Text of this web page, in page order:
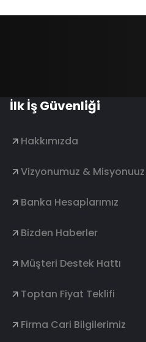
İlk İş Güvenliği
Hakkımızda
Vizyonumuz & Misyonuuz
Banka Hesaplarımız
Bizden Haberler
Müşteri Destek Hattı
Toptan Fiyat Teklifi
Firma Cari Bilgilerimiz